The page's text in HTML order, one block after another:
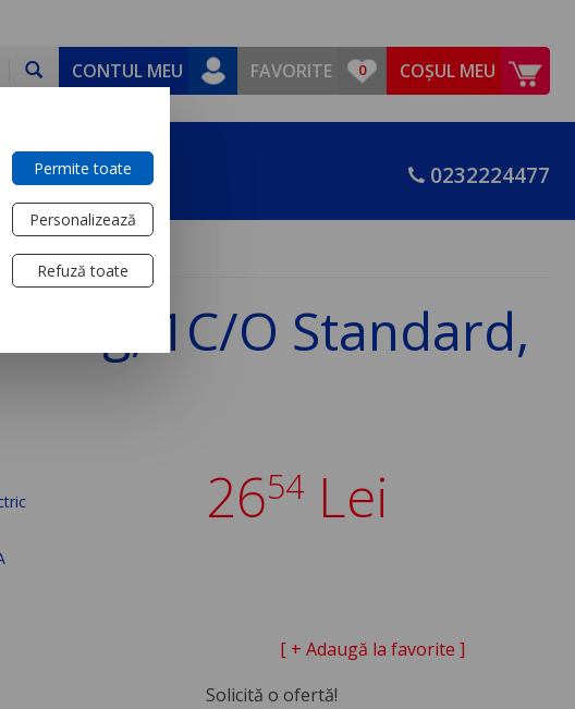
CONTUL MEU FAVORITE COȘUL MEU
0232224477
Rxg, 1C/O Standard,
2654Lei
[ + Adaugă la favorite ]
Solicită o ofertă!
Permite toate
Personalizează
Refuză toate